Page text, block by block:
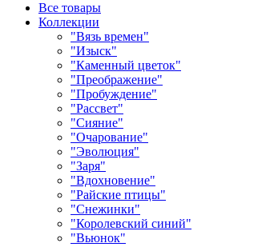
Все товары
Коллекции
"Вязь времен"
"Изыск"
"Каменный цветок"
"Преображение"
"Пробуждение"
"Рассвет"
"Сияние"
"Очарование"
"Эволюция"
"Заря"
"Вдохновение"
"Райские птицы"
"Снежинки"
"Королевский синий"
"Вьюнок"